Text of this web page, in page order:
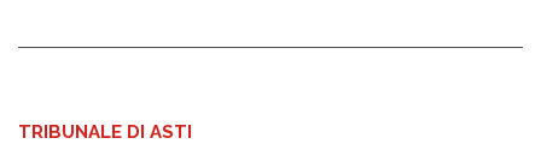
TRIBUNALE DI ASTI